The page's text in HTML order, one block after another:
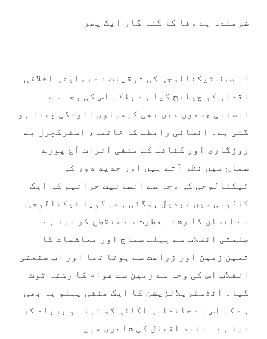
شرمندہ ہے وفا کا گنہ گار ایک پھر
نہ صرف ٹیکنالوجی کی ترقیات نے روایتی اخلاقی
اقدار کو چیلنج کیا ہے بلکہ اس کی وجہ سے
انسانی جسموں میں بھی کیمیاوی آلودگی پیدا ہو
گئی ہے۔ انسانی رابطے کا خاتمہ، اسٹرکچرل بے
روزگاری اور کثافت کے منفی اثرات آج پورے
سماج میں نظر آتے ہیں اور جدید دور کی
ٹیکنالوجی کی وجہ سے انسانیت جراثیم کی ایک
کالونی میں تبدیل ہوگئی ہے۔ گویا ٹیکنالوجی
نے انسان کا رشتہ فطرت سے منقطع کر دیا ہے۔
صنعتی انقلاب سے پہلے سماج اور معاشیات کا
تعین زمین اور زراعت سے ہوتا تھا اور اب صنعتی
انقلاب اس کی وجہ سے زمین سے عوام کا رشتہ ٹوٹ
گیا۔ انڈسٹریلائزیشن کا ایک منفی پہلو یہ بھی
ہے کہ اس نے خاندانی اکائی کو تباہ و برباد کر
دیا ہے۔ بلند اقبال کی شاعری میں